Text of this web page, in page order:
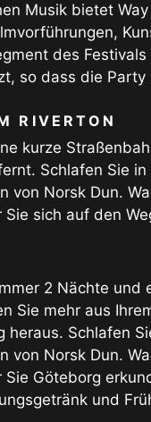
Musik bietet
des
so dass die
RIVERTON
kurze
Schlafen Sie
von Norsk Dun.
sich auf den
2 Nächte
Sie mehr aus
heraus. Schlafen
von Norsk Dun.
Sie Göteborg
und